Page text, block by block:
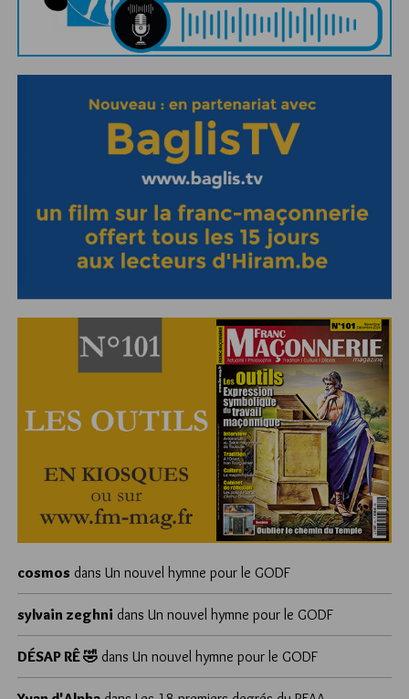
cosmos dans Un nouvel hymne pour le GODF
sylvain zeghni dans Un nouvel hymne pour le GODF
DÉSAP RÊ 🤣 dans Un nouvel hymne pour le GODF